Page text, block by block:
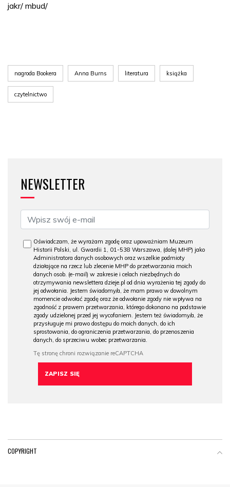
jakr/ mbud/
nagroda Bookera Anna Burns literatura książka
czytelnictwo
NEWSLETTER
Oświadczam, że wyrażam zgodę oraz upoważniam Muzeum
Historii Polski, ul. Gwardii 1, 01-538 Warszawa, (dalej MHP) jako
Administratora danych osobowych oraz wszelkie podmioty
działające na rzecz lub zlecenie MHP do przetwarzania moich
danych osob. (e-mail) w zakresie i celach niezbędnych do
otrzymywania newslettera dzieje.pl od dnia wyrażenia tej zgody do
jej odwołania. Jestem świadomy/a, że mam prawo w dowolnym
momencie odwołać zgodę oraz że odwołanie zgody nie wpływa na
zgodność z prawem przetwarzania, którego dokonano na podstawie
zgody udzielonej przed jej wycofaniem. Jestem też świadomy/a, że
przysługuje mi prawo dostępu do moich danych, do ich
sprostowania, do ograniczenia przetwarzania, do przenoszenia
danych, do sprzeciwu wobec przetwarzania.
COPYRIGHT